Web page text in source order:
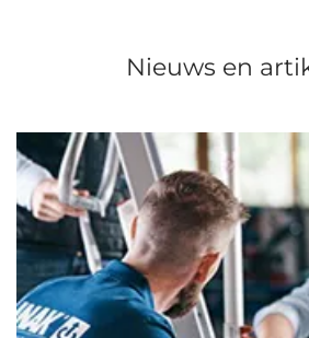
Nieuws en